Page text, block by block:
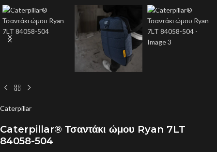
Caterpillar
Caterpillar® Τσαντάκι ώμου Ryan 7LT
84058-504